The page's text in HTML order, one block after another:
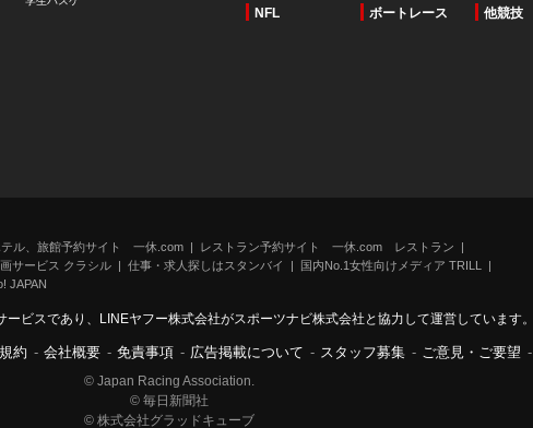
NFL ボートレース 他競技
テル、旅館予約サイト 一休.com
レストラン予約サイト 一休.com レストラン
サービス クラシル 仕事・求人探しはスタンバイ
国内No.1女性向けメディア TRILL
JAPAN
ービスであり、LINEヤフー株式会社がスポーツナビ株式会社と協力して運営しています。
約 - 会社概要 - 免責事項 - 広告掲載について - スタッフ募集 - ご意見・ご要望 -
© Japan Racing Association.
© 毎日新聞社
© 株式会社グラッドキューブ